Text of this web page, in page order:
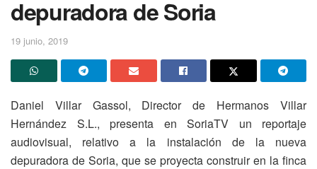
depuradora de Soria
19 junio, 2019
Daniel Villar Gassol, Director de Hermanos Villar
Hernández S.L., presenta en SoriaTV un reportaje
audiovisual, relativo a la instalación de la nueva
depuradora de Soria, que se proyecta construir en la finca